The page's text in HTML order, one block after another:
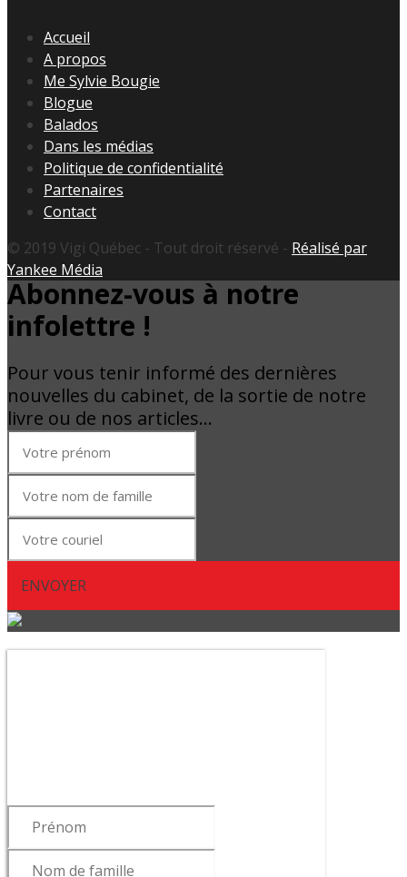
Accueil
A propos
Me Sylvie Bougie
Blogue
Balados
Dans les médias
Politique de confidentialité
Partenaires
Contact
© 2019 Vigi Québec - Tout droit réservé - Réalisé par
Yankee Média
Abonnez-vous à notre
infolettre !
Pour vous tenir informé des dernières
nouvelles du cabinet, de la sortie de notre
livre ou de nos articles…
ENVOYER